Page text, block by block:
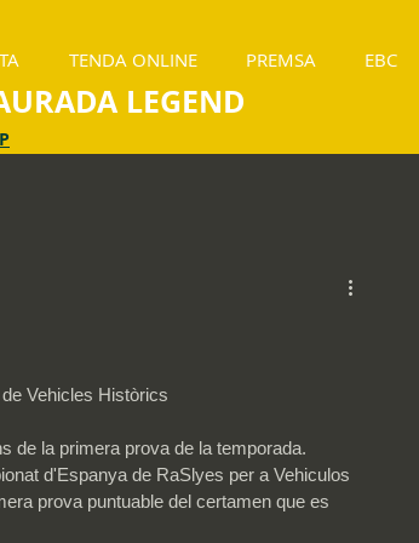
LEGEND
TENDA ONLINE PREMSA EBC
Vehicles Històrics
de la primera prova de la temporada.
d'Espanya de RaSlyes per a Vehiculos
prova puntuable del certamen que es